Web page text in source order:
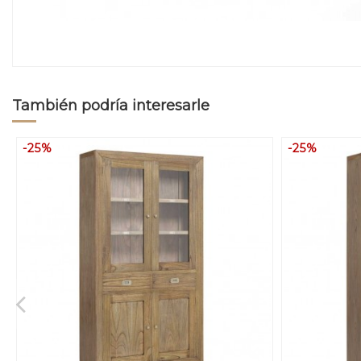
También podría interesarle
-25% -25%